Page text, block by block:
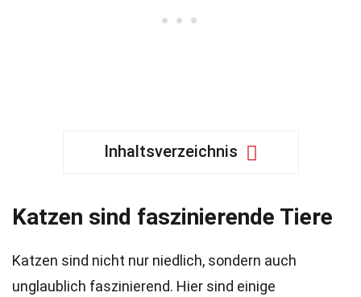
Inhaltsverzeichnis
Katzen sind faszinierende Tiere
Katzen sind nicht nur niedlich, sondern auch
unglaublich faszinierend. Hier sind einige